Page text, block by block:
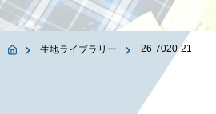
生地ライブラリー 26-7020-21